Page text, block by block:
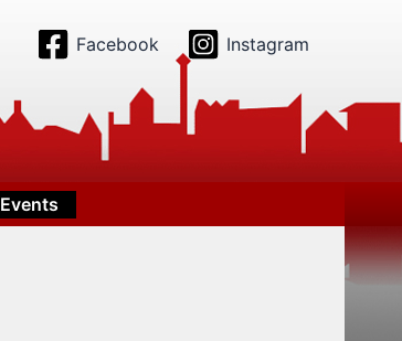
Facebook Instagram
Events